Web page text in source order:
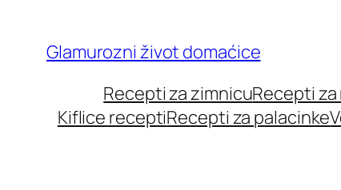
content
Glamurozni život domaćice
Recepti za zimnicuRecepti
Kiflice receptiRecepti za palacinke